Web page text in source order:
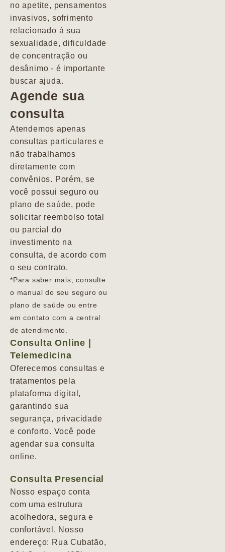
no apetite, pensamentos
invasivos, sofrimento
relacionado à sua
sexualidade, dificuldade
de concentração ou
desânimo - é importante
buscar ajuda.
Agende sua
consulta
Atendemos apenas
consultas particulares e
não trabalhamos
diretamente com
convênios. Porém, se
você possui seguro ou
plano de saúde, pode
solicitar reembolso total
ou parcial do
investimento na
consulta, de acordo com
o seu contrato.
*Para saber mais, consulte
o manual do seu seguro ou
plano de saúde ou entre
em contato com a central
de atendimento.
Consulta Online |
Telemedicina
Oferecemos consultas e
tratamentos pela
plataforma digital,
garantindo sua
segurança, privacidade
e conforto. Você pode
agendar sua consulta
online.
Consulta Presencial
Nosso espaço conta
com uma estrutura
acolhedora, segura e
confortável. Nosso
endereço: Rua Cubatão,